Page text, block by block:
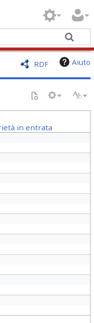
RDF Aiuto
in entrata